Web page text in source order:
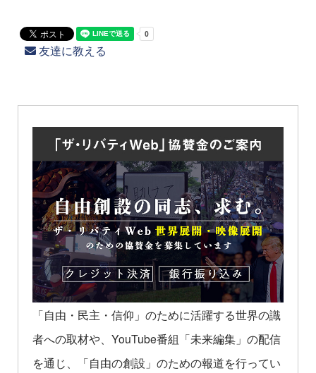
友達に教える
「自由・民主・信仰」のために活躍する世界の識
者への取材や、YouTube番組「未来編集」の配信
を通じ、「自由の創設」のための報道を行ってい